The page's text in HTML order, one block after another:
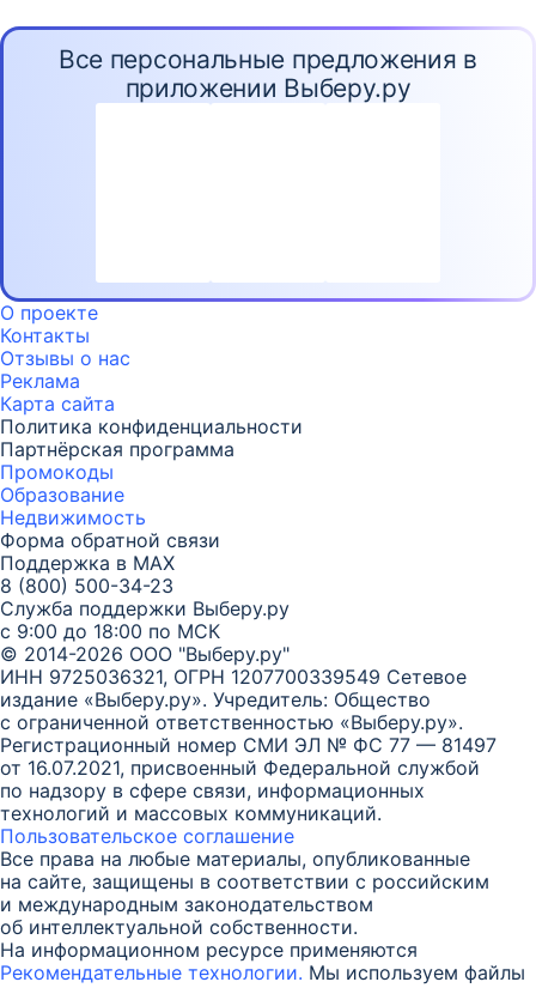
Все персональные предложения в
приложении Выберу.ру
О проекте
Контакты
Отзывы о нас
Реклама
Карта сайта
Политика конфиденциальности
Партнёрская программа
Промокоды
Образование
Недвижимость
Форма обратной связи
Поддержка в MAX
8 (800) 500-34-23
Служба поддержки Выберу.ру
с 9:00 до 18:00 по МСК
© 2014-2026 ООО "Выберу.ру"
ИНН 9725036321, ОГРН 1207700339549 Сетевое
издание «Выберу.ру». Учредитель: Общество
с ограниченной ответственностью «Выберу.ру».
Регистрационный номер СМИ ЭЛ № ФС 77 — 81497
от 16.07.2021, присвоенный Федеральной службой
по надзору в сфере связи, информационных
технологий и массовых коммуникаций.
Пользовательское соглашение
Все права на любые материалы, опубликованные
на сайте, защищены в соответствии с российским
и международным законодательством
об интеллектуальной собственности.
На информационном ресурсе применяются
Рекомендательные технологии. Мы используем файлы